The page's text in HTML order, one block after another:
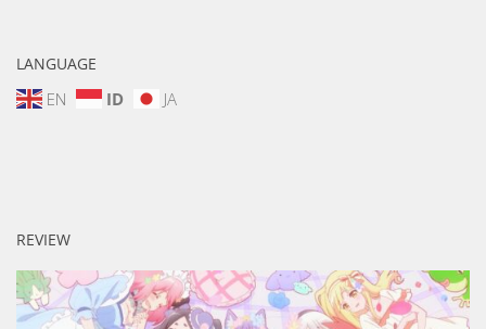
LANGUAGE
EN ID JA
REVIEW